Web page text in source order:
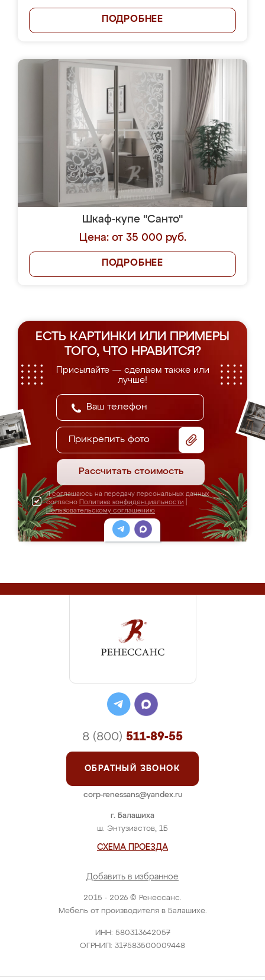
ПОДРОБНЕЕ
Шкаф-купе "Санто"
Цена: от 35 000 руб.
ПОДРОБНЕЕ
ЕСТЬ КАРТИНКИ ИЛИ ПРИМЕРЫ
ТОГО, ЧТО НРАВИТСЯ?
Присылайте — сделаем также или
лучше!
Прикрепить фото
Рассчитать стоимость
Я соглашаюсь на передачу персональных данных
согласно Политике конфиденциальности
Пользовательскому соглашению
2015 - 2026 © Ренессанс.
Мебель от производителя в Балашихе.
ИНН: 580313642057
ОГРНИП: 317583500009448
г. Балашиха
ш. Энтузиастов, 1Б
СХЕМА ПРОЕЗДА
Добавить в избранное
8 (800) 511-89-55
ОБРАТНЫЙ ЗВОНОК
corp-renessans@yandex.ru